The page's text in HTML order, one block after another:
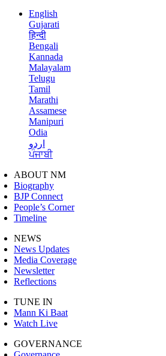
English
Gujarati
हिन्दी
Bengali
Kannada
Malayalam
Telugu
Tamil
Marathi
Assamese
Manipuri
Odia
اردو
ਪੰਜਾਬੀ
ABOUT NM
Biography
BJP Connect
People’s Corner
Timeline
NEWS
News Updates
Media Coverage
Newsletter
Reflections
TUNE IN
Mann Ki Baat
Watch Live
GOVERNANCE